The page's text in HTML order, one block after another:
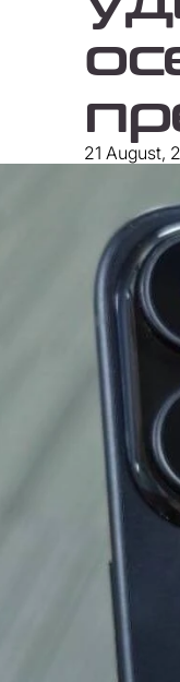
21 August,